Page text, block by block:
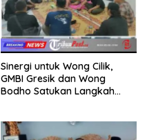
Sinergi untuk Wong Cilik,
GMBI Gresik dan Wong
Bodho Satukan Langkah